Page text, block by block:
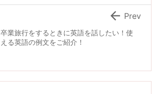
卒業旅行をするときに英語を話したい！使
える英語の例文をご紹介！
 Prev